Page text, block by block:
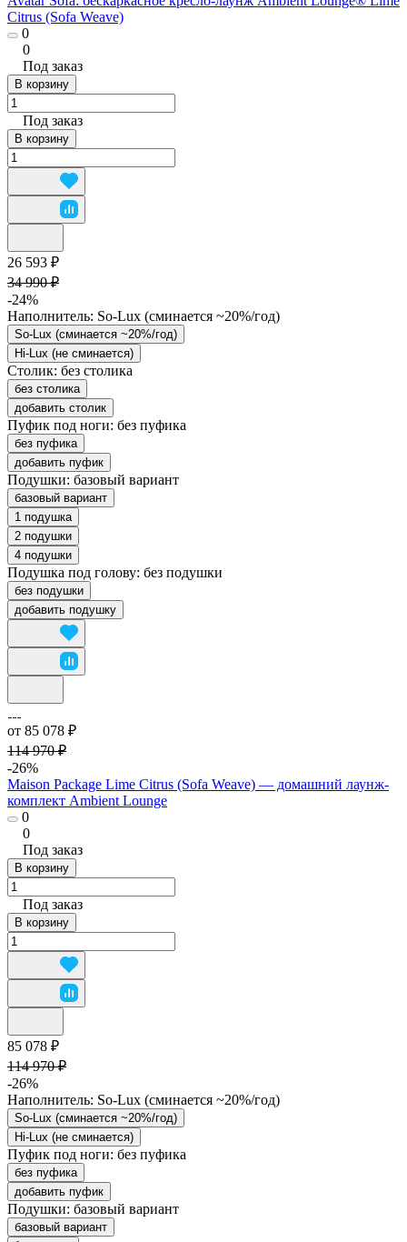
Citrus (Sofa Weave)
0
0
Под заказ
В корзину
Под заказ
В корзину
26 593 ₽
34 990 ₽
-24%
Наполнитель: So-Lux (cминается ~20%/год)
So-Lux (cминается ~20%/год)
Hi-Lux (не сминается)
Столик: без столика
без столика
добавить столик
Пуфик под ноги: без пуфика
без пуфика
добавить пуфик
Подушки: базовый вариант
базовый вариант
1 подушка
2 подушки
4 подушки
Подушка под голову: без подушки
без подушки
добавить подушку
от 85 078 ₽
114 970 ₽
-26%
Maison Package Lime Citrus (Sofa Weave) — домашний лаунж-
комплект Ambient Lounge
0
0
Под заказ
В корзину
Под заказ
В корзину
85 078 ₽
114 970 ₽
-26%
Наполнитель: So-Lux (cминается ~20%/год)
So-Lux (cминается ~20%/год)
Hi-Lux (не сминается)
Пуфик под ноги: без пуфика
без пуфика
добавить пуфик
Подушки: базовый вариант
базовый вариант